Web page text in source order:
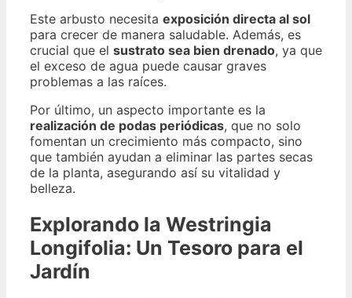
Este arbusto necesita exposición directa al sol
para crecer de manera saludable. Además, es
crucial que el sustrato sea bien drenado, ya que
el exceso de agua puede causar graves
problemas a las raíces.
Por último, un aspecto importante es la
realización de podas periódicas, que no solo
fomentan un crecimiento más compacto, sino
que también ayudan a eliminar las partes secas
de la planta, asegurando así su vitalidad y
belleza.
Explorando la Westringia
Longifolia: Un Tesoro para el
Jardín